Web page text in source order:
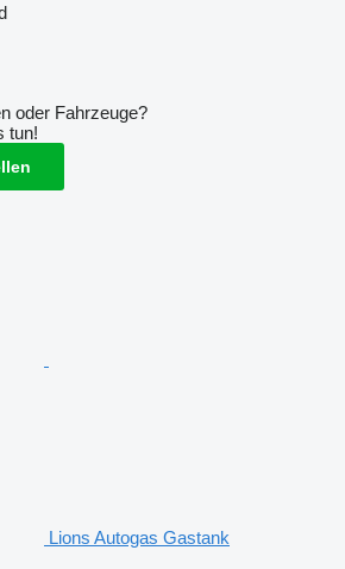
oder Fahrzeuge?
tun!
Lions Autogas Gastank